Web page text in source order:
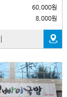
60,000원
8,000원